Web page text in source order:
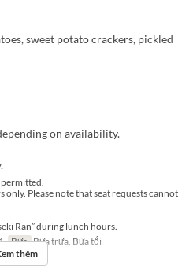
sweet potato crackers, pickled
on availability.
permitted.
only. Please note that seat requests cannot
Ran” during lunch hours.
Bữa Bữa trưa, Bữa tối
Table
thêm